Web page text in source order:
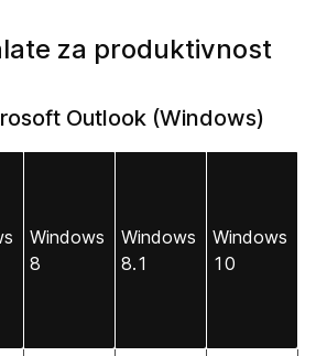
za produktivnost
Outlook (Windows)
Windows
8
Windows
8.1
Windows
10